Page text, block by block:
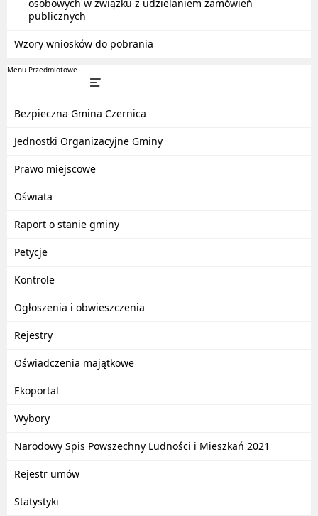
osobowych w związku z udzielaniem zamówień
publicznych
Wzory wniosków do pobrania
Menu Przedmiotowe
Bezpieczna Gmina Czernica
Jednostki Organizacyjne Gminy
Prawo miejscowe
Oświata
Raport o stanie gminy
Petycje
Kontrole
Ogłoszenia i obwieszczenia
Rejestry
Oświadczenia majątkowe
Ekoportal
Wybory
Narodowy Spis Powszechny Ludności i Mieszkań 2021
Rejestr umów
Statystyki